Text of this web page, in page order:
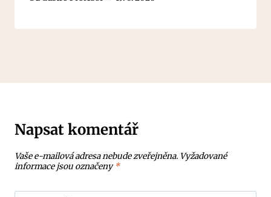
Napsat komentář
Vaše e-mailová adresa nebude zveřejněna. Vyžadované
informace jsou označeny*